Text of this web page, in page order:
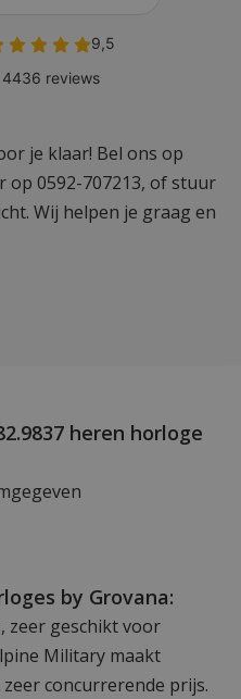
je klaar! Bel ons op
op 0592-707213, of stuur
Wij helpen je graag en
heren horloge
by Grovana:
zeer geschikt voor
Military maakt
concurrerende prijs.